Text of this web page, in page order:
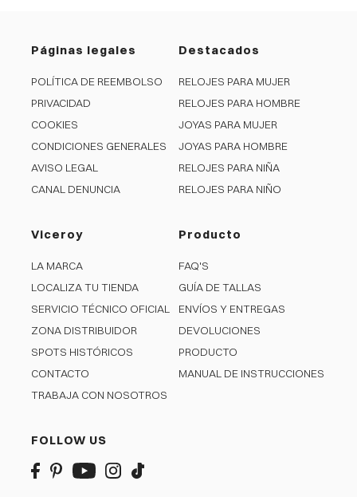
Páginas legales
POLÍTICA DE REEMBOLSO
PRIVACIDAD
COOKIES
CONDICIONES GENERALES
AVISO LEGAL
CANAL DENUNCIA
Destacados
RELOJES PARA MUJER
RELOJES PARA HOMBRE
JOYAS PARA MUJER
JOYAS PARA HOMBRE
RELOJES PARA NIÑA
RELOJES PARA NIÑO
Viceroy
LA MARCA
LOCALIZA TU TIENDA
SERVICIO TÉCNICO OFICIAL
ZONA DISTRIBUIDOR
SPOTS HISTÓRICOS
CONTACTO
TRABAJA CON NOSOTROS
Producto
FAQ'S
GUÍA DE TALLAS
ENVÍOS Y ENTREGAS
DEVOLUCIONES
PRODUCTO
MANUAL DE INSTRUCCIONES
FOLLOW US